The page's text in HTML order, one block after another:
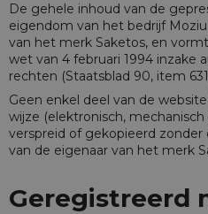
De gehele inhoud van de
eigendom van het bedrijf
van het merk Saketos, en
wet van 4 februari 1994 inzake
rechten (Staatsblad 90, item
Geen enkel deel van de
wijze (elektronisch,
verspreid of gekopieerd
van de eigenaar van het merk
Geregistreerd